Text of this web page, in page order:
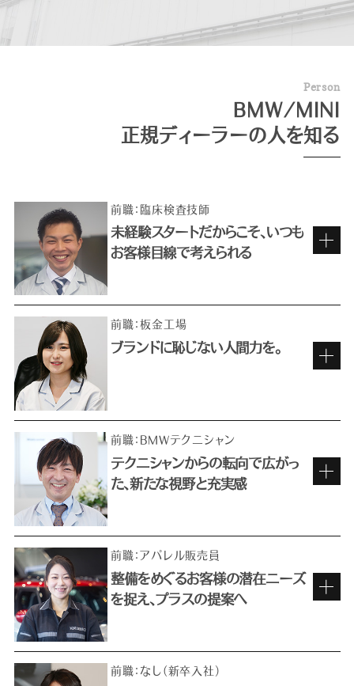
Person
BMW/MINI
正規ディーラーの人を知る
前職：臨床検査技師
未経験スタートだからこそ、いつも
お客様目線で考えられる
車が好き、人が好き。だから楽しめる仕事
昔から車好きで、特に欧州車ディーラーで働きた
くて選んだ仕事ですが、実は当初、一般に「フロン
前職：板金工場
ブランドに恥じない人間力を。
BMWを背負うブランド・アンバサダー
として。
前職：BMWテクニシャン
テクニシャンからの転向で広がっ
た、新たな視野と充実感
充実した研修のもと、初めての接客へ
前職：アパレル販売員
整備をめぐるお客様の潜在ニーズ
を捉え、プラスの提案へ
前職：なし（新卒入社）